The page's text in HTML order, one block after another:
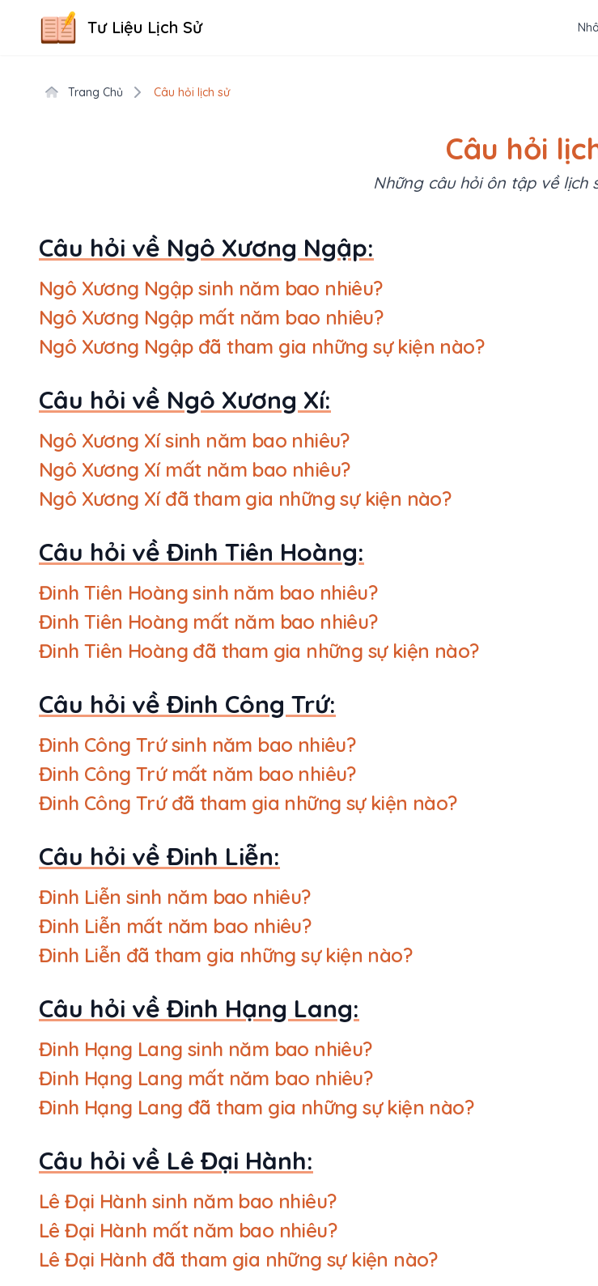
Tư Liệu Lịch Sử
Trang Chủ Câu hỏi lịch sử
Câu hỏi
Những câu hỏi ôn tập về lịch
Câu hỏi về Ngô Xương Ngập:
Ngô Xương Ngập sinh năm bao nhiêu?
Ngô Xương Ngập mất năm bao nhiêu?
Ngô Xương Ngập đã tham gia những sự kiện nào?
Câu hỏi về Ngô Xương Xí:
Ngô Xương Xí sinh năm bao nhiêu?
Ngô Xương Xí mất năm bao nhiêu?
Ngô Xương Xí đã tham gia những sự kiện nào?
Câu hỏi về Đinh Tiên Hoàng:
Đinh Tiên Hoàng sinh năm bao nhiêu?
Đinh Tiên Hoàng mất năm bao nhiêu?
Đinh Tiên Hoàng đã tham gia những sự kiện nào?
Câu hỏi về Đinh Công Trứ:
Đinh Công Trứ sinh năm bao nhiêu?
Đinh Công Trứ mất năm bao nhiêu?
Đinh Công Trứ đã tham gia những sự kiện nào?
Câu hỏi về Đinh Liễn:
Đinh Liễn sinh năm bao nhiêu?
Đinh Liễn mất năm bao nhiêu?
Đinh Liễn đã tham gia những sự kiện nào?
Câu hỏi về Đinh Hạng Lang:
Đinh Hạng Lang sinh năm bao nhiêu?
Đinh Hạng Lang mất năm bao nhiêu?
Đinh Hạng Lang đã tham gia những sự kiện nào?
Câu hỏi về Lê Đại Hành:
Lê Đại Hành sinh năm bao nhiêu?
Lê Đại Hành mất năm bao nhiêu?
Lê Đại Hành đã tham gia những sự kiện nào?